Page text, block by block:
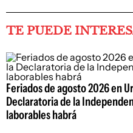
TE PUEDE
Feriados de agosto 2026 en
Declaratoria de la
laborables habrá